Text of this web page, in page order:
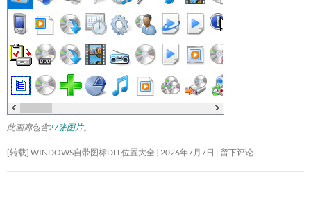
此画廊包含27张图片。
[转载] WINDOWS自带图标DLL位置大全 2026年7月7日 留下评论